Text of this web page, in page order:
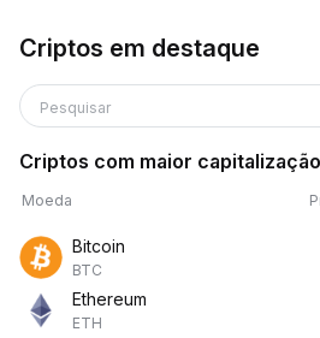
Criptos em destaque
Pesquisar
Criptos com maior
Moeda
Bitcoin
BTC
Ethereum
ETH